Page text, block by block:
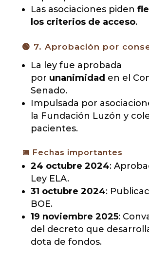
Las asociaciones piden
los criterios de acceso.
🟢 7. Aprobación por
La ley fue aprobada
por unanimidad en el
Senado.
Impulsada por
la Fundación Luzón y
pacientes.
📅 Fechas importantes
24 octubre 2024:
Ley ELA.
31 octubre 2024:
BOE.
19 noviembre 2025:
del decreto que
dota de fondos.